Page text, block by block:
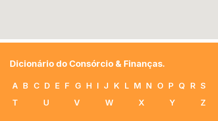
Dicionário do Consórcio & Finanças.
A B C D E F G H I J K L M N O P Q R S
T
U V W X Y Z